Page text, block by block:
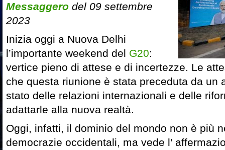
Messaggero del 09 settembre
2023
Inizia oggi a Nuova Delhi
l’importante weekend del G20:
vertice pieno di attese e di incertezze. Le
che questa riunione è stata preceduta da un
stato delle relazioni internazionali e delle
adattarle alla nuova realtà.
Oggi, infatti, il dominio del mondo non è più
democrazie occidentali, ma vede l’